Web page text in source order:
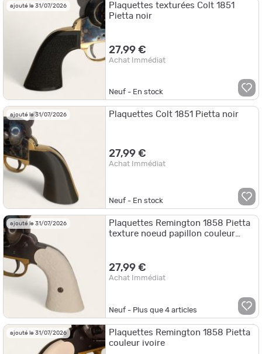
ajouté le 31/07/2026
Plaquettes texturées Colt 1851
Pietta noir
27,99 €
Achat Immédiat
Neuf - En stock
ajouté le 31/07/2026 Plaquettes Colt 1851 Pietta noir
27,99 €
Achat Immédiat
Neuf - En stock
ajouté le 31/07/2026
Plaquettes Remington 1858 Pietta
texture noeud papillon couleur
27,99 €
Achat Immédiat
Neuf - Plus que4 articles
ajouté le 31/07/2026
Plaquettes Remington 1858 Pietta
couleur ivoire